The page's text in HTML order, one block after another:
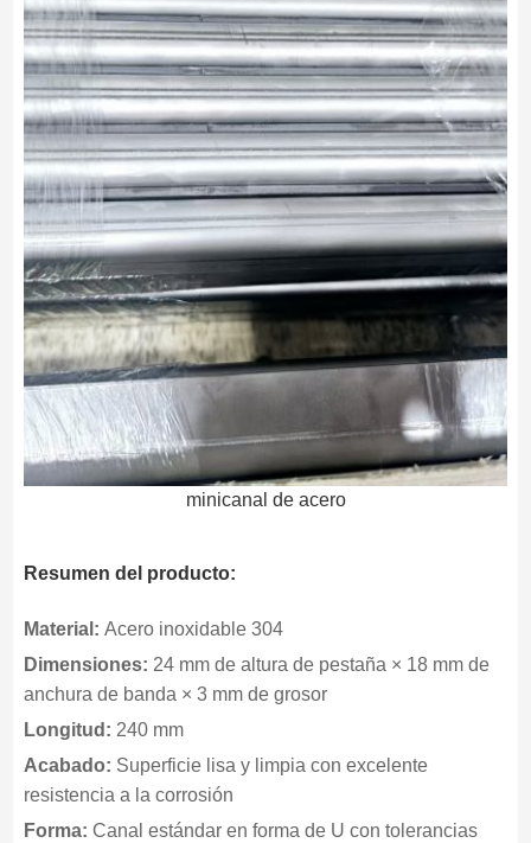
minicanal de acero
Resumen del producto:
Material: Acero inoxidable 304
Dimensiones: 24 mm de altura de pestaña × 18 mm de
anchura de banda × 3 mm de grosor
Longitud: 240 mm
Acabado: Superficie lisa y limpia con excelente
resistencia a la corrosión
Forma: Canal estándar en forma de U con tolerancias